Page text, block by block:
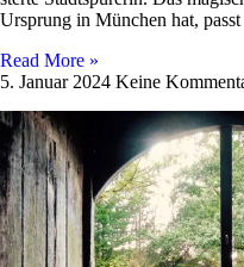
Ursprung in Mün­chen hat,
Read More »
5. Januar 2024 Keine